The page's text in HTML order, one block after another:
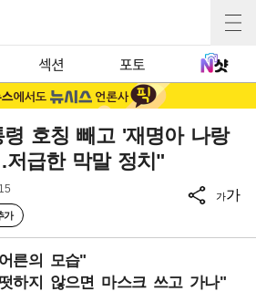
섹션 포토
호칭 빼고 '재명아 나랑
급한 막말 정치"
가
가가
른의 모습"
하지 않으면 마스크 쓰고 가나"